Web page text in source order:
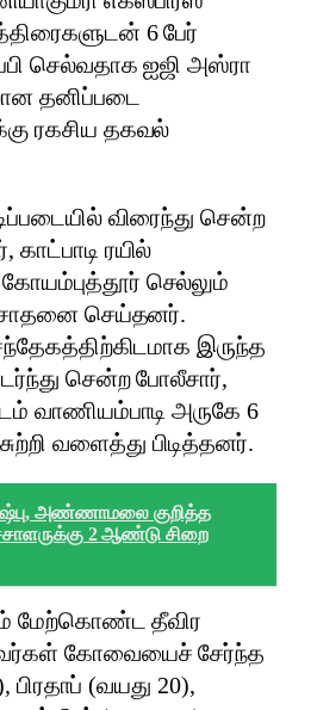
6 பேர்
செல்வதாக ஐஜி அஸ்ரா
தனிப்படை
ரகசிய தகவல்
விரைந்து சென்ற
ரயில்
கோயம்புத்தூர் செல்லும்
சோதனை செய்தனர்.
இருந்த
சென்ற போலீசார்,
வாணியம்பாடி அருகே 6
வளைத்து பிடித்தனர்.
அண்ணாமலை குறித்த
2 ஆண்டு சிறை
மேற்கொண்ட தீவிர
கோவையைச் சேர்ந்த
பிரதாப் (வயது 20),